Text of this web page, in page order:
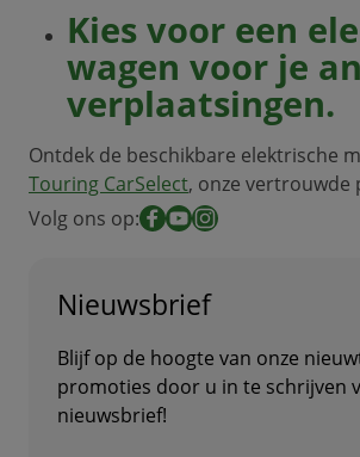
Kies voor een
wagen voor je
verplaatsingen.
Ontdek de beschikbare elektrische
Touring CarSelect, onze vertrouwde
Volg ons op:Facebook
YouTube
Instagram
Nieuwsbrief
Blijf op de hoogte van onze
promoties door u in te schrijven
nieuwsbrief!